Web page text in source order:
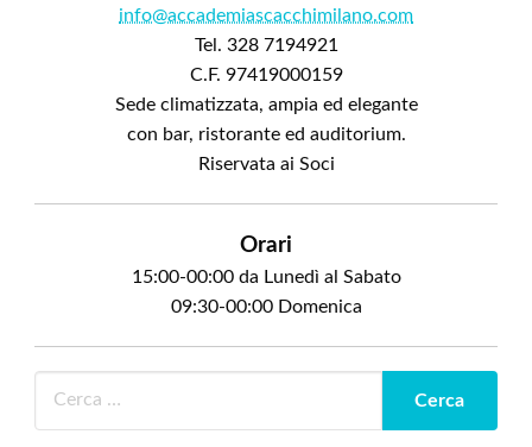
info@accademiascacchimilano.com
Tel. 328 7194921
C.F. 97419000159
Sede climatizzata, ampia ed elegante
con bar, ristorante ed auditorium.
Riservata ai Soci
Orari
15:00-00:00 da Lunedì al Sabato
09:30-00:00 Domenica